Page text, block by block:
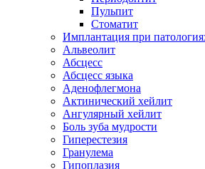
Пульпит
Стоматит
Имплантация при
Альвеолит
Абсцесс
Абсцесс языка
Аденофлегмона
Актинический хейлит
Ангулярный хейлит
Боль зуба мудрости
Гиперестезия
Гранулема
Гипоплазия